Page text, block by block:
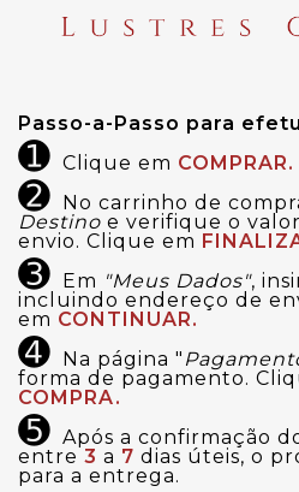
Passo-a-Passo para
➊ Clique em COMPRAR.
➋ No carrinho de
Destino e verifique o
envio. Clique em
➌ Em "Meus Dados",
incluindo endereço de
em CONTINUAR.
➍ Na página "
forma de pagamento.
COMPRA.
➎ Após a confirmação
entre 3 a 7 dias úteis, o
para a entrega.